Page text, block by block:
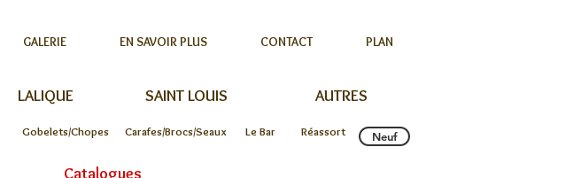
GALERIE EN SAVOIR PLUS CONTACT PLAN
LALIQUE SAINT LOUIS AUTRES
Gobelets/Chopes Carafes/Brocs/Seaux Le Bar Réassort Neuf
Catalogues